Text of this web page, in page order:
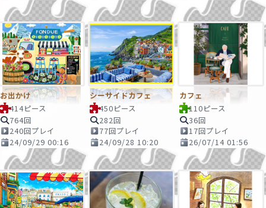
お出かけ
414ピース
764回
240回プレイ
24/09/29 00:16
シーサイドカフェ
450ピース
282回
77回プレイ
24/09/28 10:20
カフェ
110ピース
36回
17回プレイ
26/07/14 01:56